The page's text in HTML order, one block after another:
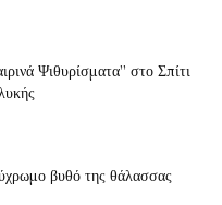
Ψιθυρίσματα” στο Σπίτι
βυθό της θάλασσας